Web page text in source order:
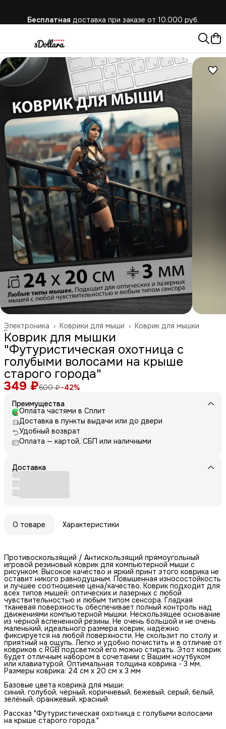
Коврик для мышки
Коврики для мыши ›
Электроника ›
Главная
Коврик для мышки
"Футуристическая охотница с
голубыми волосами на крыше
старого города"
349 ₽600 ₽−42%
Преимущества
Оплата частями в Сплит
Доставка в пункты выдачи или до двери
Удобный возврат
Оплата — картой, СБП или наличными
Доставка
О товаре Характеристики
Противоскользящий / Антискользящий прямоугольный
игровой резиновый коврик для компьютерной мыши с
рисунком. Высокое качество и яркий принт этого коврика не
оставит никого равнодушным. Повышенная износостойкость
и лучшее соотношение цена/качество. Коврик подходит для
всех типов мышей: оптических и лазерных с любой
чувствительностью и любым типом сенсора. Гладкая
тканевая поверхность обеспечивает полный контроль над
движениями компьютерной мышки. Нескользящее основание
из чёрной вспененной резины. Не очень большой и не очень
маленький, идеального размера коврик, надёжно
фиксируется на любой поверхности. Не скользит по столу и
приятный на ощупь. Легко и удобно почистить и в отличие от
ковриков с RGB подсветкой его можно стирать. Этот коврик
будет отличным набором в сочетании с Вашим ноутбуком
или клавиатурой. Оптимальная толщина коврика - 3 мм.
Размеры коврика: 24 см x 20 см x 3 мм
Базовые цвета коврика для мыши:
синий, голубой, чёрный, коричневый, бежевый, серый, белый,
зелёный, оранжевый, красный
Рассказ "Футуристическая охотница с голубыми волосами
на крыше старого города."